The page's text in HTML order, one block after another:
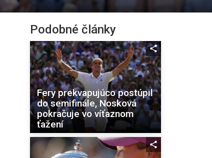
Podobné články
Fery prekvapujúco postúpil
do semifinále, Nosková
pokračuje vo víťaznom
ťažení